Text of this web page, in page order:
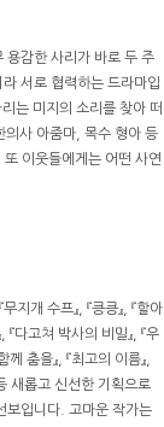
용감한 사리가 바로 두 주
라 서로 협력하는 드라마입
는 미지의 소리를 찾아 떠
의사 아줌마, 목수 형아 등
이웃들에게는 어떤 사연
개 수프』, 『킁킁』, 『할아
다고쳐 박사의 비밀』, 『우
께 춤을』, 『최고의 이름』,
등 새롭고 신선한 기획으로
보입니다. 고마운 작가는